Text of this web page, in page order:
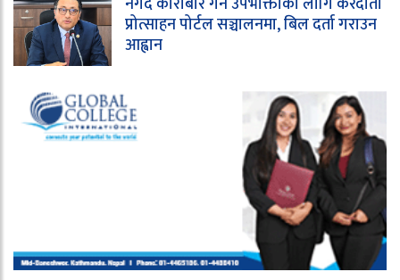
प्रोत्साहन पोर्टल सञ्चालनमा, बिल दर्ता गराउन
आह्वान